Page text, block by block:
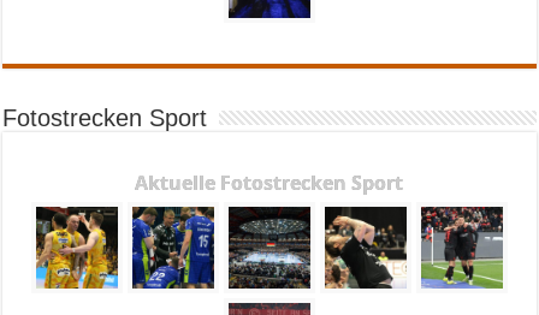
Fotostrecken Sport
Aktuelle Fotostrecken Sport